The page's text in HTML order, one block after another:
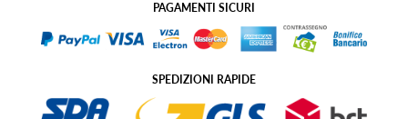
PAGAMENTI SICURI
SPEDIZIONI RAPIDE